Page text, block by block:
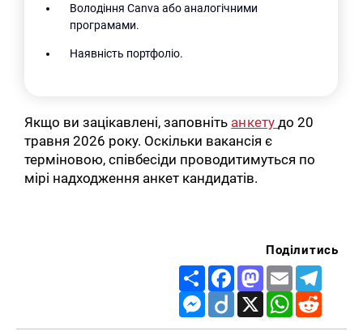
Володіння Canva або аналогічними
програмами.
Наявність портфоліо.
Якщо ви зацікавлені, заповніть анкетудо 20
травня 2026 року. Оскільки вакансія є
терміновою, співбесіди проводитимуться по
мірі надходження анкет кандидатів.
Поділитись
Share FacebookMastodon
Email
Messenger
Diigo X WhatsApp